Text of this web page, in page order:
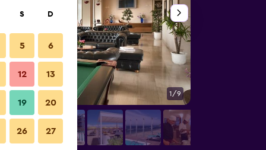
1/9
S D
5 6
12 13
19 20
26 27